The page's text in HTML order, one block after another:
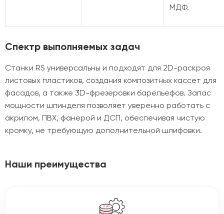
МДФ.
Спектр выполняемых задач
Станки RS универсальны и подходят для 2D-раскроя
листовых пластиков, создания композитных кассет для
фасадов, а также 3D-фрезеровки барельефов. Запас
мощности шпинделя позволяет уверенно работать с
акрилом, ПВХ, фанерой и ДСП, обеспечивая чистую
кромку, не требующую дополнительной шлифовки.
Наши преимущества